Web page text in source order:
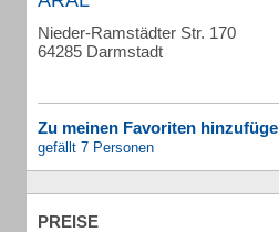
Nieder-Ramstädter Str. 170
64285 Darmstadt
Zu meinen Favoriten
gefällt 7 Personen
PREISE